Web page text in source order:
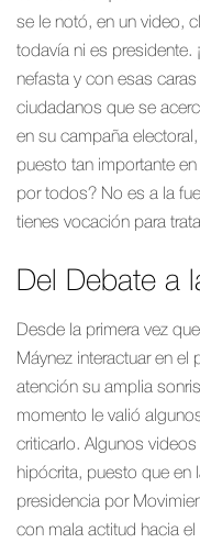
se le notó, en un video,
todavía ni es presidente.
nefasta y con esas
ciudadanos que se
en su campaña
puesto tan importante
por todos? No es a la
tienes vocación para
Del Debate a
Desde la primera vez
Máynez interactuar en el
atención su amplia
momento le valió
criticarlo. Algunos
hipócrita, puesto que en
presidencia por
con mala actitud hacia